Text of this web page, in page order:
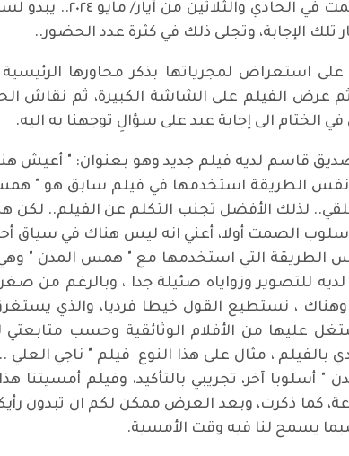
لنرى ما أجابت على هذا
تلك الإجابة، وتجلى ذلك في كثرة عدد الحضور..
لمجرياتها بذكر محاورها الرئيسية
ثم عرض الفيلم على الشاشة الكبيرة، ثم نقاش
الختام الى إجابة عبد على سؤالِ توجهنا به اليه.
قاسم لديه فيلم جديد وهو بعنوان: " أعيش
نفس الطريقة استخدمها في فيلم سابق هو "
لذلك الأفضل تجنب التكلم عن الفيلم.. لكن
الصمت أولا، أعني انه ليس هناك في سياق
الطريقة التي استخدمها مع " همس المدن " وهي
للتصوير وزواياه ضئيلة جدا ، وبالرغم من
، نستطيع القول خيطا فرديا، والذي
عليها من الأفلام الوثائقية وحسب
بالفيلم ، مثال على هذا النوع فيلم " ناجي العلي
آخر، تجريبي بالتأكيد، وفيلم أمسيتنا
كما ذكرت، وبعد العرض ممكن لكم ان تبدون
يسمح لنا فيه وقت الأمسية.